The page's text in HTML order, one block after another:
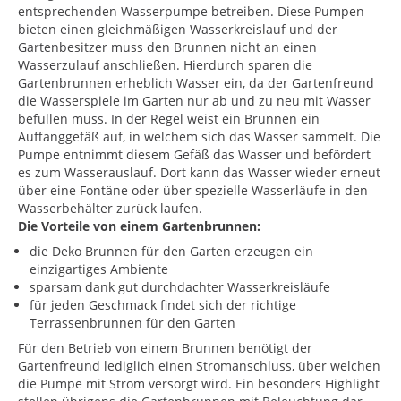
entsprechenden Wasserpumpe betreiben. Diese Pumpen
bieten einen gleichmäßigen Wasserkreislauf und der
Gartenbesitzer muss den Brunnen nicht an einen
Wasserzulauf anschließen. Hierdurch sparen die
Gartenbrunnen erheblich Wasser ein, da der Gartenfreund
die Wasserspiele im Garten nur ab und zu neu mit Wasser
befüllen muss. In der Regel weist ein Brunnen ein
Auffanggefäß auf, in welchem sich das Wasser sammelt. Die
Pumpe entnimmt diesem Gefäß das Wasser und befördert
es zum Wasserauslauf. Dort kann das Wasser wieder erneut
über eine Fontäne oder über spezielle Wasserläufe in den
Wasserbehälter zurück laufen.
Die Vorteile von einem Gartenbrunnen:
die Deko Brunnen für den Garten erzeugen ein
einzigartiges Ambiente
sparsam dank gut durchdachter Wasserkreisläufe
für jeden Geschmack findet sich der richtige
Terrassenbrunnen für den Garten
Für den Betrieb von einem Brunnen benötigt der
Gartenfreund lediglich einen Stromanschluss, über welchen
die Pumpe mit Strom versorgt wird. Ein besonders Highlight